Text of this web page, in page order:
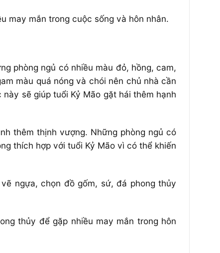
may mắn trong cuộc sống và hôn nhân.
phòng ngủ có nhiều màu đỏ, hồng, cam,
màu quá nóng và chói nên chủ nhà cần
sẽ giúp tuổi Kỷ Mão gặt hái thêm hạnh
thêm thịnh vượng. Những phòng ngủ có
thích hợp với tuổi Kỷ Mão vì có thể khiến
ngựa, chọn đồ gốm, sứ, đá phong thủy
thủy để gặp nhiều may mắn trong hôn